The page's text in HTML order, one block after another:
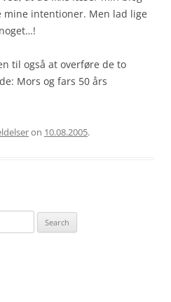
mine intentioner. Men lad lige
til også at overføre de to
Mors og fars 50 års
on 10.08.2005.